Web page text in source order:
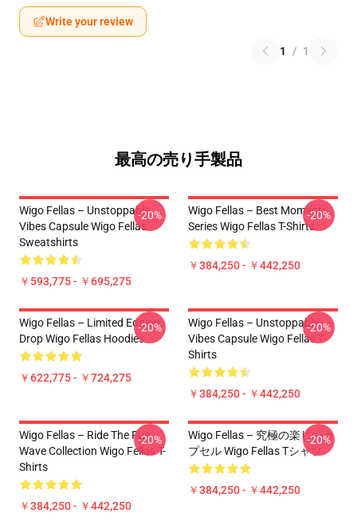
Write your review
1 / 1
最高の売り手製品
Wigo Fellas – Unstoppable
Vibes Capsule Wigo Fellas
Sweatshirts
￥593,775 - ￥695,275
-20%
Wigo Fellas – Best Moments
Series Wigo Fellas T-Shirts
￥384,250 - ￥442,250
-20%
Wigo Fellas – Limited Edition
Drop Wigo Fellas Hoodies
￥622,775 - ￥724,275
-20%
Wigo Fellas – Unstoppable
Vibes Capsule Wigo Fellas T-
Shirts
￥384,250 - ￥442,250
-20%
Wigo Fellas – Ride The Fun
Wave Collection Wigo Fellas T-
Shirts
￥384,250 - ￥442,250
-20%
Wigo Fellas – 究極の楽しいカ
プセル Wigo Fellas Tシャツ
￥384,250 - ￥442,250
-20%